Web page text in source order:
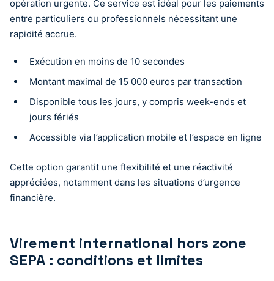
opération urgente. Ce service est idéal pour les paiements
entre particuliers ou professionnels nécessitant une
rapidité accrue.
Exécution en moins de 10 secondes
Montant maximal de 15 000 euros par transaction
Disponible tous les jours, y compris week-ends et
jours fériés
Accessible via l’application mobile et l’espace en ligne
Cette option garantit une flexibilité et une réactivité
appréciées, notamment dans les situations d’urgence
financière.
Virement international hors zone
SEPA : conditions et limites